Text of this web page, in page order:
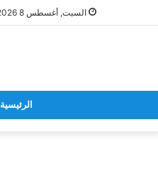
السبت, أغسطس 8 2026
الرئيسية